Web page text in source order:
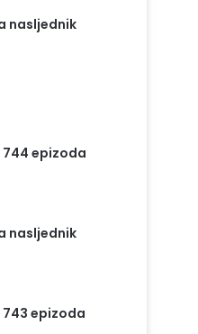
nasljednik
744 epizoda
nasljednik
epizoda